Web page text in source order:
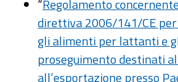
“Regolamento
direttiva 2006/141/CE
gli alimenti per lattanti e
proseguimento destinati
all’esportazione presso